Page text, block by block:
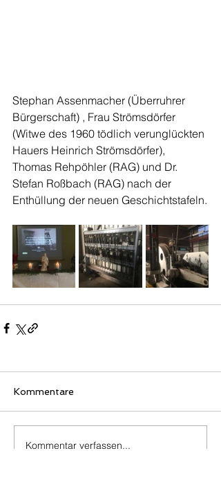
Stephan Assenmacher (Überruhrer
Bürgerschaft) , Frau Strömsdörfer
(Witwe des 1960 tödlich verunglückten
Hauers Heinrich Strömsdörfer),
Thomas Rehpöhler (RAG) und Dr.
Stefan Roßbach (RAG) nach der
Enthüllung der neuen Geschichtstafeln.
Kommentare
Kommentar verfassen...